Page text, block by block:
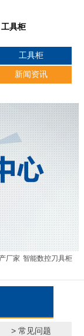
具柜
工具柜
新闻资讯
厂家 智能数控刀具柜
> 常见问题